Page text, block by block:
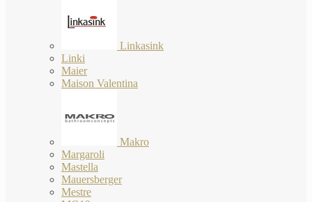
Linkasink
Linki
Maier
Maison Valentina
Makro
Margaroli
Mastella
Mauersberger
Mestre